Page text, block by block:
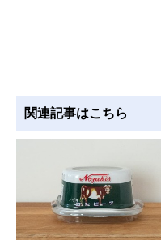
関連記事はこちら